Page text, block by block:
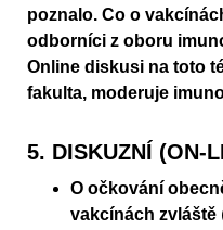
poznalo. Co o
odborníci z oboru
Online diskusi na toto
fakulta, moderuje
5. DISKUZNÍ (ON-
O očkování
vakcínách zvláště